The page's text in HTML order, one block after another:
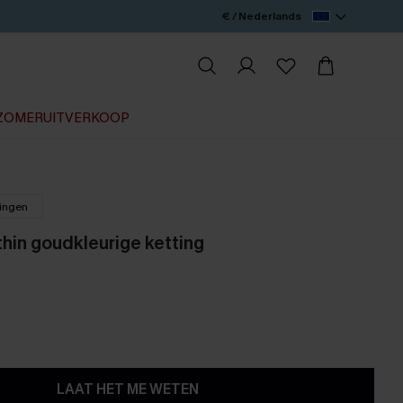
€ / Nederlands
goudkleurige ketting
LAAT HET ME WETEN